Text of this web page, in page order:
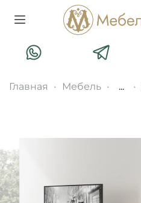
Главная Мебель ...